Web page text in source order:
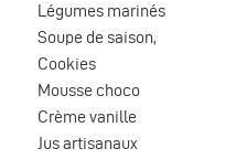
Légumes marinés
Soupe de saison,
Cookies
Mousse choco
Crème vanille
Jus artisanaux